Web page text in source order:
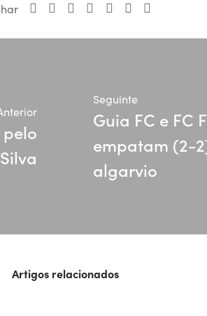
Seguinte
Guia FC e FC
empatam (2-
algarvio
Artigos relacionados